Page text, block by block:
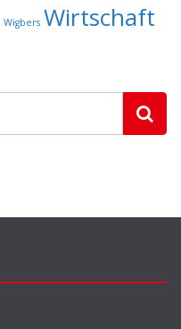
Wigbers Wirtschaft